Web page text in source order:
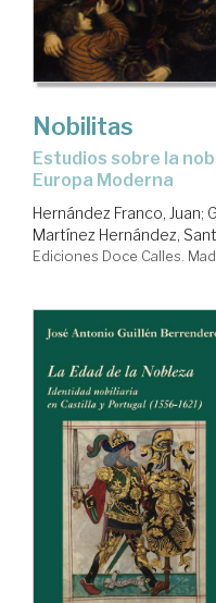
Nobilitas
estudios sobre la nobleza y lo nobiliario en la
Europa Moderna
Hernández Franco, Juan;
Martínez Hernández,
Ediciones Doce Calles.